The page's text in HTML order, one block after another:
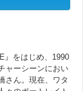
』をはじめ、1990
ャーシーンにおい
さん。現在、ワタ